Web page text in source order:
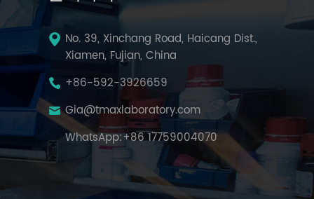
No. 39, Xinchang Road, Haicang Dist.,
Xiamen, Fujian, China
+86-592-3926659
Gia@tmaxlaboratory.com
WhatsApp:+86 17759004070